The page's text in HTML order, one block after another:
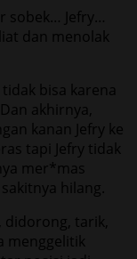
sobek… Jefry…
dan menolak
bisa karena
akhirnya,
kanan Jefry ke
tapi Jefry tidak
mer*mas
hilang.
didorong, tarik,
menggelitik